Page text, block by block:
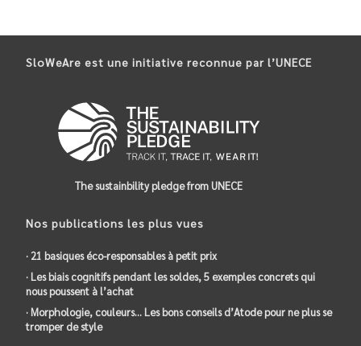
SloWeAre est une initiative reconnue par l’UNECE
The sustainbility pledge from UNECE
Nos publications les plus vues
· 21 basiques éco-responsables à petit prix
· Les biais cognitifs pendant les soldes, 5 exemples concrets qui
nous poussent à l’achat
· Morphologie, couleurs… Les bons conseils d’Atode pour ne plus se
tromper de style